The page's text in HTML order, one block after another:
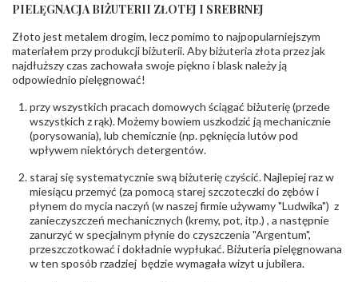
INNE PARAMETRY
Producent
odpowiedzialny:
Łazur sp.j. Kowalowy 134 38-200 Jasło; NIP:
6850004631; tel.13 44 56 100;
biuro@obraczki.pl ,PZ Stelmach Sp. z o.o. ul.
Północna 22 45-805 Opole; NIP 7542889545;
Tel. +48 77 54 90 100; biuro@stelmach.pl
Bezpieczeństwo
- rodzaj
ostrzeżenia:
Nie nadaje się dla dzieci w wieku poniżej 3 lat
, Elementy w wyrobie wykonane z białego złota
zawierają nikiel
PIELĘGNACJA BIŻUTERII ZŁOTEJ I SREBRNEJ
Złoto jest metalem drogim, lecz pomimo to najpopularniejszym
materiałem przy produkcji biżuterii. Aby biżuteria złota przez jak
najdłuższy czas zachowała swoje piękno i blask należy ją
odpowiednio pielęgnować!
przy wszystkich pracach domowych ściągać biżuterię (przede
wszystkich z rąk). Możemy bowiem uszkodzić ją mechanicznie
(porysowania), lub chemicznie (np. pęknięcia lutów pod
wpływem niektórych detergentów.
staraj się systematycznie swą biżuterię czyścić. Najlepiej raz w
miesiącu przemyć (za pomocą starej szczoteczki do zębów i
płynem do mycia naczyń (w naszej firmie używamy "Ludwika") z
zanieczyszczeń mechanicznych (kremy, pot, itp.) , a następnie
zanurzyć w specjalnym płynie do czyszczenia "Argentum",
przeszczotkować i dokładnie wypłukać. Biżuteria pielęgnowana
w ten sposób rzadziej będzie wymagała wizyt u jubilera.